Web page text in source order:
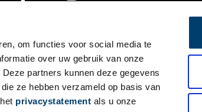
om functies voor social media te
over uw gebruik van onze
partners kunnen deze gegevens
ze hebben verzameld op basis van
privacystatement als u onze